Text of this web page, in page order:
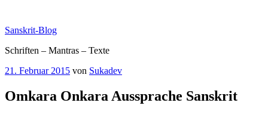
springen
Sanskrit-Blog
Schriften – Mantras – Texte
Veröffentlicht
21. Februar 2015 von Sukadev
Omkara Onkara Aussprache Sanskrit